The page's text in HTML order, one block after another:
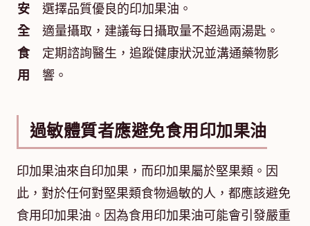
安
全
食
用
選擇品質優良的印加果油。
適量攝取，建議每日攝取量不超過兩湯匙。
定期諮詢醫生，追蹤健康狀況並溝通藥物影
響。
過敏體質者應避免食用印加果油
印加果油來自印加果，而印加果屬於堅果類。因
此，對於任何對堅果類食物過敏的人，都應該避免
食用印加果油。因為食用印加果油可能會引發嚴重